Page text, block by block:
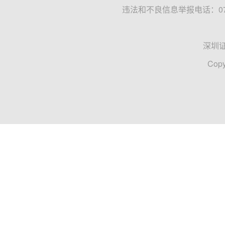
违法和不良信息举报电话：
深圳